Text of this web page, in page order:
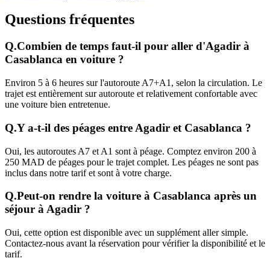
Questions fréquentes
Q.Combien de temps faut-il pour aller d'Agadir à
Casablanca en voiture ?
Environ 5 à 6 heures sur l'autoroute A7+A1, selon la circulation. Le
trajet est entièrement sur autoroute et relativement confortable avec
une voiture bien entretenue.
Q.Y a-t-il des péages entre Agadir et Casablanca ?
Oui, les autoroutes A7 et A1 sont à péage. Comptez environ 200 à
250 MAD de péages pour le trajet complet. Les péages ne sont pas
inclus dans notre tarif et sont à votre charge.
Q.Peut-on rendre la voiture à Casablanca après un
séjour à Agadir ?
Oui, cette option est disponible avec un supplément aller simple.
Contactez-nous avant la réservation pour vérifier la disponibilité et le
tarif.